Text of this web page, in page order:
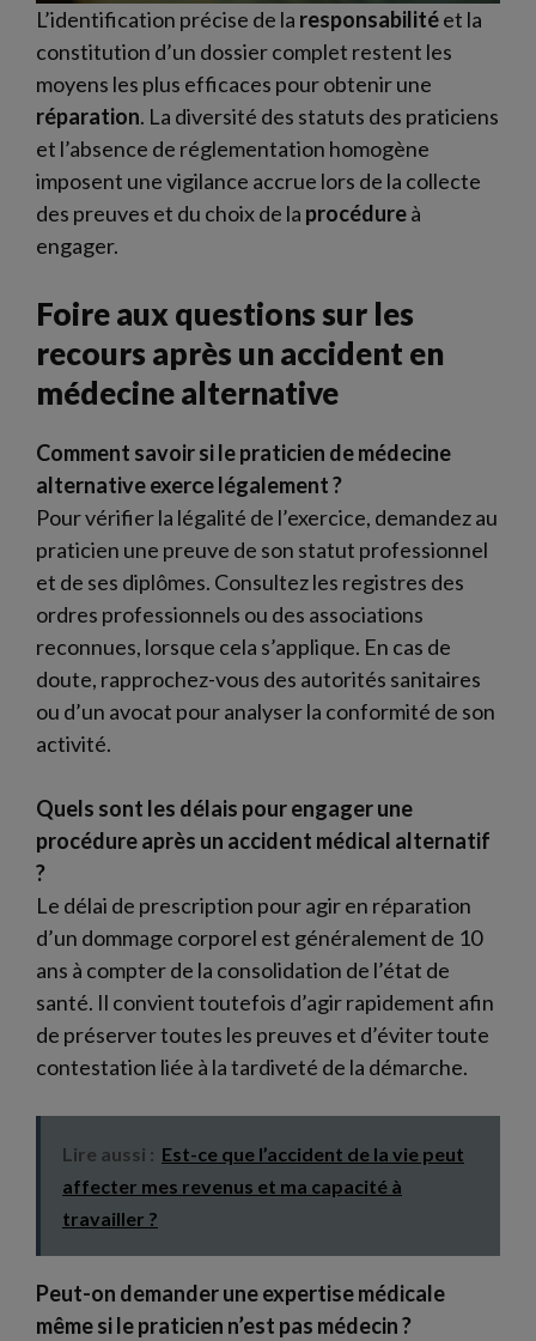
L’identification précise de la responsabilitéet la
constitution d’un dossier complet restent les
moyens les plus efficaces pour obtenir une
réparation. La diversité des statuts des praticiens
et l’absence de réglementation homogène
imposent une vigilance accrue lors de la collecte
des preuves et du choix de la procédureà
engager.
Foire aux questions sur les
recours après un accident en
médecine alternative
Comment savoir si le praticien de médecine
alternative exerce légalement ?
Pour vérifier la légalité de l’exercice, demandez au
praticien une preuve de son statut professionnel
et de ses diplômes. Consultez les registres des
ordres professionnels ou des associations
reconnues, lorsque cela s’applique. En cas de
doute, rapprochez-vous des autorités sanitaires
ou d’un avocat pour analyser la conformité de son
activité.
Quels sont les délais pour engager une
procédure après un accident médical alternatif
?
Le délai de prescription pour agir en réparation
d’un dommage corporel est généralement de 10
ans à compter de la consolidation de l’état de
santé. Il convient toutefois d’agir rapidement afin
de préserver toutes les preuves et d’éviter toute
contestation liée à la tardiveté de la démarche.
Lire aussi : Est-ce que l’accident de la vie peut
affecter mes revenus et ma capacité à
travailler ?
Peut-on demander une expertise médicale
même si le praticien n’est pas médecin ?